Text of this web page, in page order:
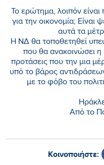
Το ερώτημα, λοιπόν
για την οικονομία;
αυτά τα
H ΝΔ θα τοποθετηθεί
που θα ανακοινώσει
προτάσεις που την μια
υπό το βάρος
με το φόβο του
Από το
Κοινοποιήστε: